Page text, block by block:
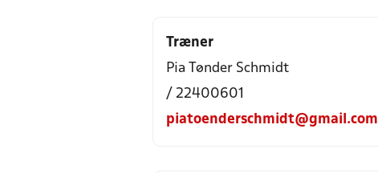
Træner
Pia Tønder Schmidt
/ 22400601
piatoenderschmidt@gmail.com